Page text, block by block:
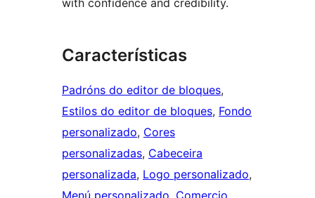
Características
Padróns do editor de bloques
Estilos do editor de bloques, Fondo
personalizado, Cores
personalizadas, Cabeceira
personalizada, Logo personalizado
Menú personalizado, Comercio